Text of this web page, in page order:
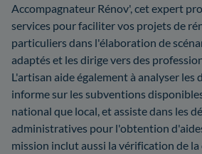
Accompagnateur Rénov', cet expert
services pour faciliter vos projets de
particuliers dans l'élaboration de
adaptés et les dirige vers des
L'artisan aide également à analyser les
informe sur les subventions
national que local, et assiste dans les
administratives pour l'obtention
mission inclut aussi la vérification de